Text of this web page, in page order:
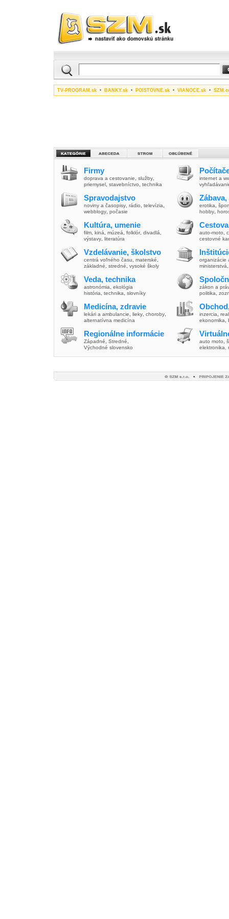
TV-PROGRAM.sk • BANKY.sk • POISTOVNE.sk • VIANOCE.sk •
Firmy
doprava a cestovanie služby
priemysel stavebníctvo technika
Spravodajstvo
noviny a časopisy rádio televízia
webblogy počasie
Kultúra, umenie
film kiná múzeá folklór, divadlá
výstavy literatúra
Vzdelávanie, školstvo
centrá voľného času materské
základné
stredné vysoké školy
Veda, technika
astronómia
ekológia
história
technika slovníky
Medicína, zdravie
lekári a ambulancie lieky choroby
alternatívna medicína
Regionálne informácie
Západné Stredné
Východné slovensko
internet a
erotika
hobby
auto-moto
cestovné
organizácie
ministerstvá
zákon a
politika
inzercia
ekonomika
auto moto
elektronika,